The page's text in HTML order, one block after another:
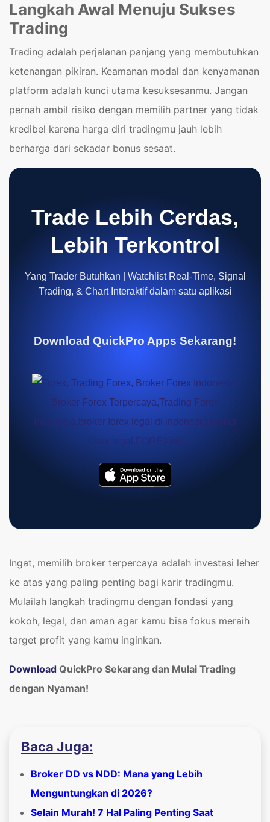
Langkah Awal Menuju Sukses
Trading
Trading adalah perjalanan panjang yang membutuhkan
ketenangan pikiran. Keamanan modal dan kenyamanan
platform adalah kunci utama kesuksesanmu. Jangan
pernah ambil risiko dengan memilih partner yang tidak
kredibel karena harga diri tradingmu jauh lebih
berharga dari sekadar bonus sesaat.
Trade Lebih Cerdas,
Lebih Terkontrol
Yang Trader Butuhkan | Watchlist Real-Time, Signal
Trading, & Chart Interaktif dalam satu aplikasi
Download QuickPro Apps Sekarang!
Ingat, memilih broker terpercaya adalah investasi leher
ke atas yang paling penting bagi karir tradingmu.
Mulailah langkah tradingmu dengan fondasi yang
kokoh, legal, dan aman agar kamu bisa fokus meraih
target profit yang kamu inginkan.
Download QuickPro Sekarang dan Mulai Trading
dengan Nyaman!
Baca Juga:
Broker DD vs NDD: Mana yang Lebih
Menguntungkan di 2026?
Selain Murah! 7 Hal Paling Penting Saat